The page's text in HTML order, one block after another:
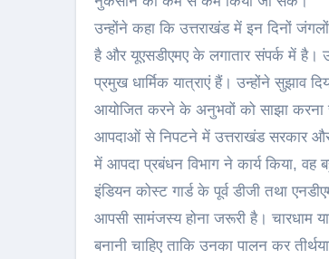
उन्होंने कहा कि उत्तराखंड में इन दिनों
है और यूएसडीएमए के लगातार संपर्क में है।
प्रमुख धार्मिक यात्राएं हैं। उन्होंने सुझाव
आयोजित करने के अनुभवों को साझा करना
आपदाओं से निपटने में उत्तराखंड सरकार
में आपदा प्रबंधन विभाग ने कार्य किया, वह
इंडियन कोस्ट गार्ड के पूर्व डीजी तथा
आपसी सामंजस्य होना जरूरी है। चारधाम
बनानी चाहिए ताकि उनका पालन कर